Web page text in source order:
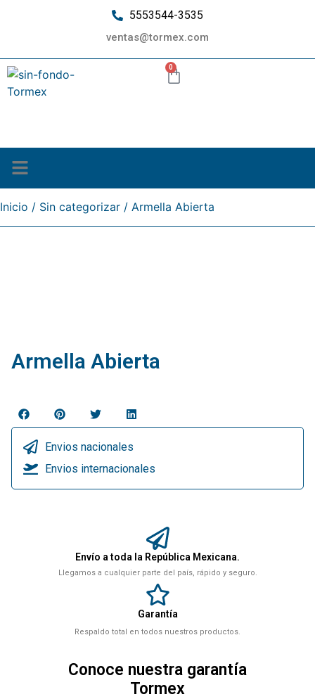
5553544-3535
ventas@tormex.com
0
Inicio / Sin categorizar / Armella Abierta
Armella Abierta
Envios nacionales
Envios internacionales
Envío a toda la República Mexicana.
Llegamos a cualquier parte del país, rápido y seguro.
Garantía
Respaldo total en todos nuestros productos.
Conoce nuestra garantía
Tormex